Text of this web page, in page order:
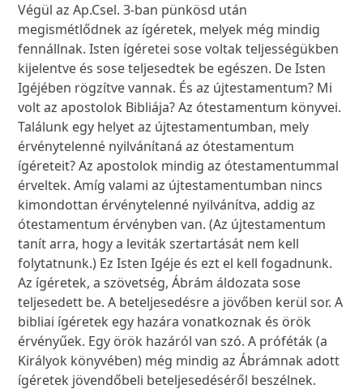
Végül az Ap.Csel. 3-ban pünkösd után
megismétlődnek az ígéretek, melyek még mindig
fennállnak. Isten ígéretei sose voltak teljességükben
kijelentve és sose teljesedtek be egészen. De Isten
Igéjében rögzítve vannak. És az újtestamentum? Mi
volt az apostolok Bibliája? Az ótestamentum könyvei.
Találunk egy helyet az újtestamentumban, mely
érvénytelenné nyilvánítaná az ótestamentum
ígéreteit? Az apostolok mindig az ótestamentummal
érveltek. Amíg valami az újtestamentumban nincs
kimondottan érvénytelenné nyilvánítva, addig az
ótestamentum érvényben van. (Az újtestamentum
tanít arra, hogy a leviták szertartását nem kell
folytatnunk.) Ez Isten Igéje és ezt el kell fogadnunk.
Az ígéretek, a szövetség, Ábrám áldozata sose
teljesedett be. A beteljesedésre a jövőben kerül sor. A
bibliai ígéretek egy hazára vonatkoznak és örök
érvényűek. Egy örök hazáról van szó. A próféták (a
Királyok könyvében) még mindig az Ábrámnak adott
ígéretek jövendőbeli beteljesedéséről beszélnek.